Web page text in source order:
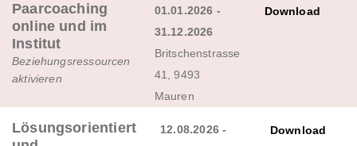
Paarcoaching
online und im
Institut
Beziehungsressourcen
aktivieren
01.01.2026 -
31.12.2026
Britschenstrasse
41, 9493
Mauren
Download
Lösungsorientiert
12.08.2026 -
Download